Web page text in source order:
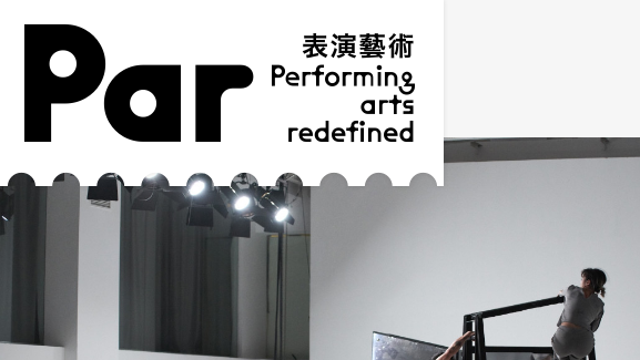
跳到主要内容区块
网站导览